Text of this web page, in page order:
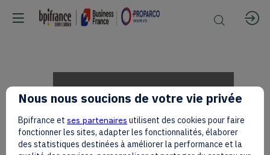
Salim
AMIN
Nous nous soucions de votre vie privée
Bpifrance et ses partenaires utilisent des cookies pour faire
fonctionner les sites, adapter les fonctionnalités, élaborer
des statistiques destinées à améliorer la performance et la